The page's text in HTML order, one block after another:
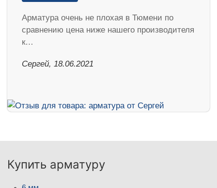
Арматура очень не плохая в Тюмени по
сравнению цена ниже нашего производителя
к…
Сергей, 18.06.2021
Купить арматуру